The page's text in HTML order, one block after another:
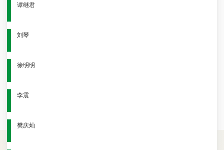
谭继君
刘琴
徐明明
李震
樊庆灿